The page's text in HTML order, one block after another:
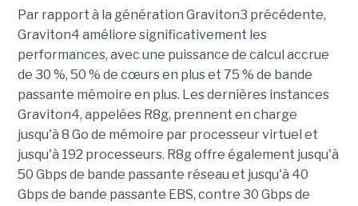
Par rapport à la génération Graviton3 précédente,
Graviton4 améliore significativement les
performances, avec une puissance de calcul accrue
de 30 %, 50 % de cœurs en plus et 75 % de bande
passante mémoire en plus. Les dernières instances
Graviton4, appelées R8g, prennent en charge
jusqu'à 8 Go de mémoire par processeur virtuel et
jusqu'à 192 processeurs. R8g offre également jusqu'à
50 Gbps de bande passante réseau et jusqu'à 40
Gbps de bande passante EBS, contre 30 Gbps de